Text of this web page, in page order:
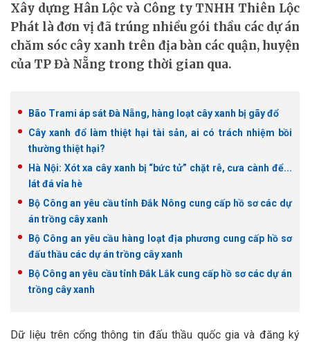
Xây dựng Hân Lộc và Công ty TNHH Thiên Lộc
Phát là đơn vị đã trúng nhiều gói thầu các dự án
chăm sóc cây xanh trên địa bàn các quận, huyện
của TP Đà Nẵng trong thời gian qua.
Bão Trami áp sát Đà Nẵng, hàng loạt cây xanh bị gãy đổ
Cây xanh đổ làm thiệt hại tài sản, ai có trách nhiệm bồi
thường thiệt hại?
Hà Nội: Xót xa cây xanh bị “bức tử” chặt rễ, cưa cành để...
lát đá vỉa hè
Bộ Công an yêu cầu tỉnh Đắk Nông cung cấp hồ sơ các dự
án trồng cây xanh
Bộ Công an yêu cầu hàng loạt địa phương cung cấp hồ sơ
đấu thầu các dự án trồng cây xanh
Bộ Công an yêu cầu tỉnh Đắk Lắk cung cấp hồ sơ các dự án
trồng cây xanh
Dữ liệu trên cổng thông tin đấu thầu quốc gia và đăng ký